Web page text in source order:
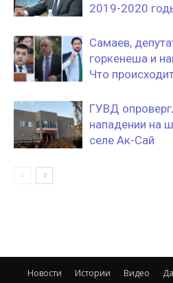
2019-2020
Самаев,
горкенеша и
Что
ГУВД
нападении на
селе Ак-Сай
Новости Истории Видео